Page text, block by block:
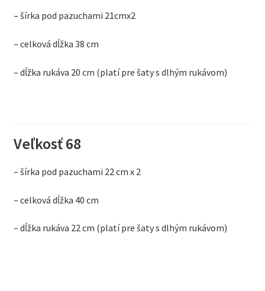
– šírka pod pazuchami 21cmx2
– celková dĺžka 38 cm
– dĺžka rukáva 20 cm (platí pre šaty s dlhým rukávom)
Veľkosť 68
– šírka pod pazuchami 22 cm x 2
– celková dĺžka 40 cm
– dĺžka rukáva 22 cm (platí pre šaty s dlhým rukávom)